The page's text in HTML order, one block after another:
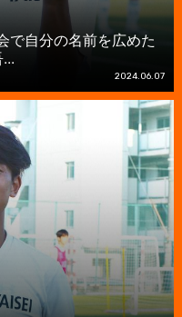
で自分の名前を広めた
2024.06.07